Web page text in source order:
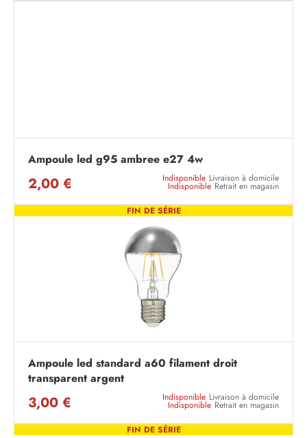
Ampoule led g95 ambree e27 4w
2,00 € Indisponible Livraison à domicile
Indisponible Retrait en magasin
FIN DE SÉRIE
Ampoule led standard a60 filament droit
transparent argent
3,00 € Indisponible Livraison à domicile
Indisponible Retrait en magasin
FIN DE SÉRIE